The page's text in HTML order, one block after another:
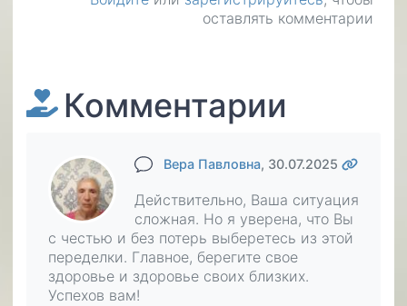
оставлять комментарии
Комментарии
Вера Павловна, 30.07.2025
Действительно, Ваша ситуация
сложная. Но я уверена, что Вы
с честью и без потерь выберетесь из этой
переделки. Главное, берегите свое
здоровье и здоровье своих близких.
Успехов вам!